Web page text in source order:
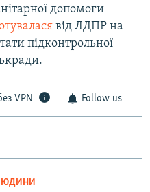
допомоги
від ЛДПР на
підконтрольної
VPN Follow us